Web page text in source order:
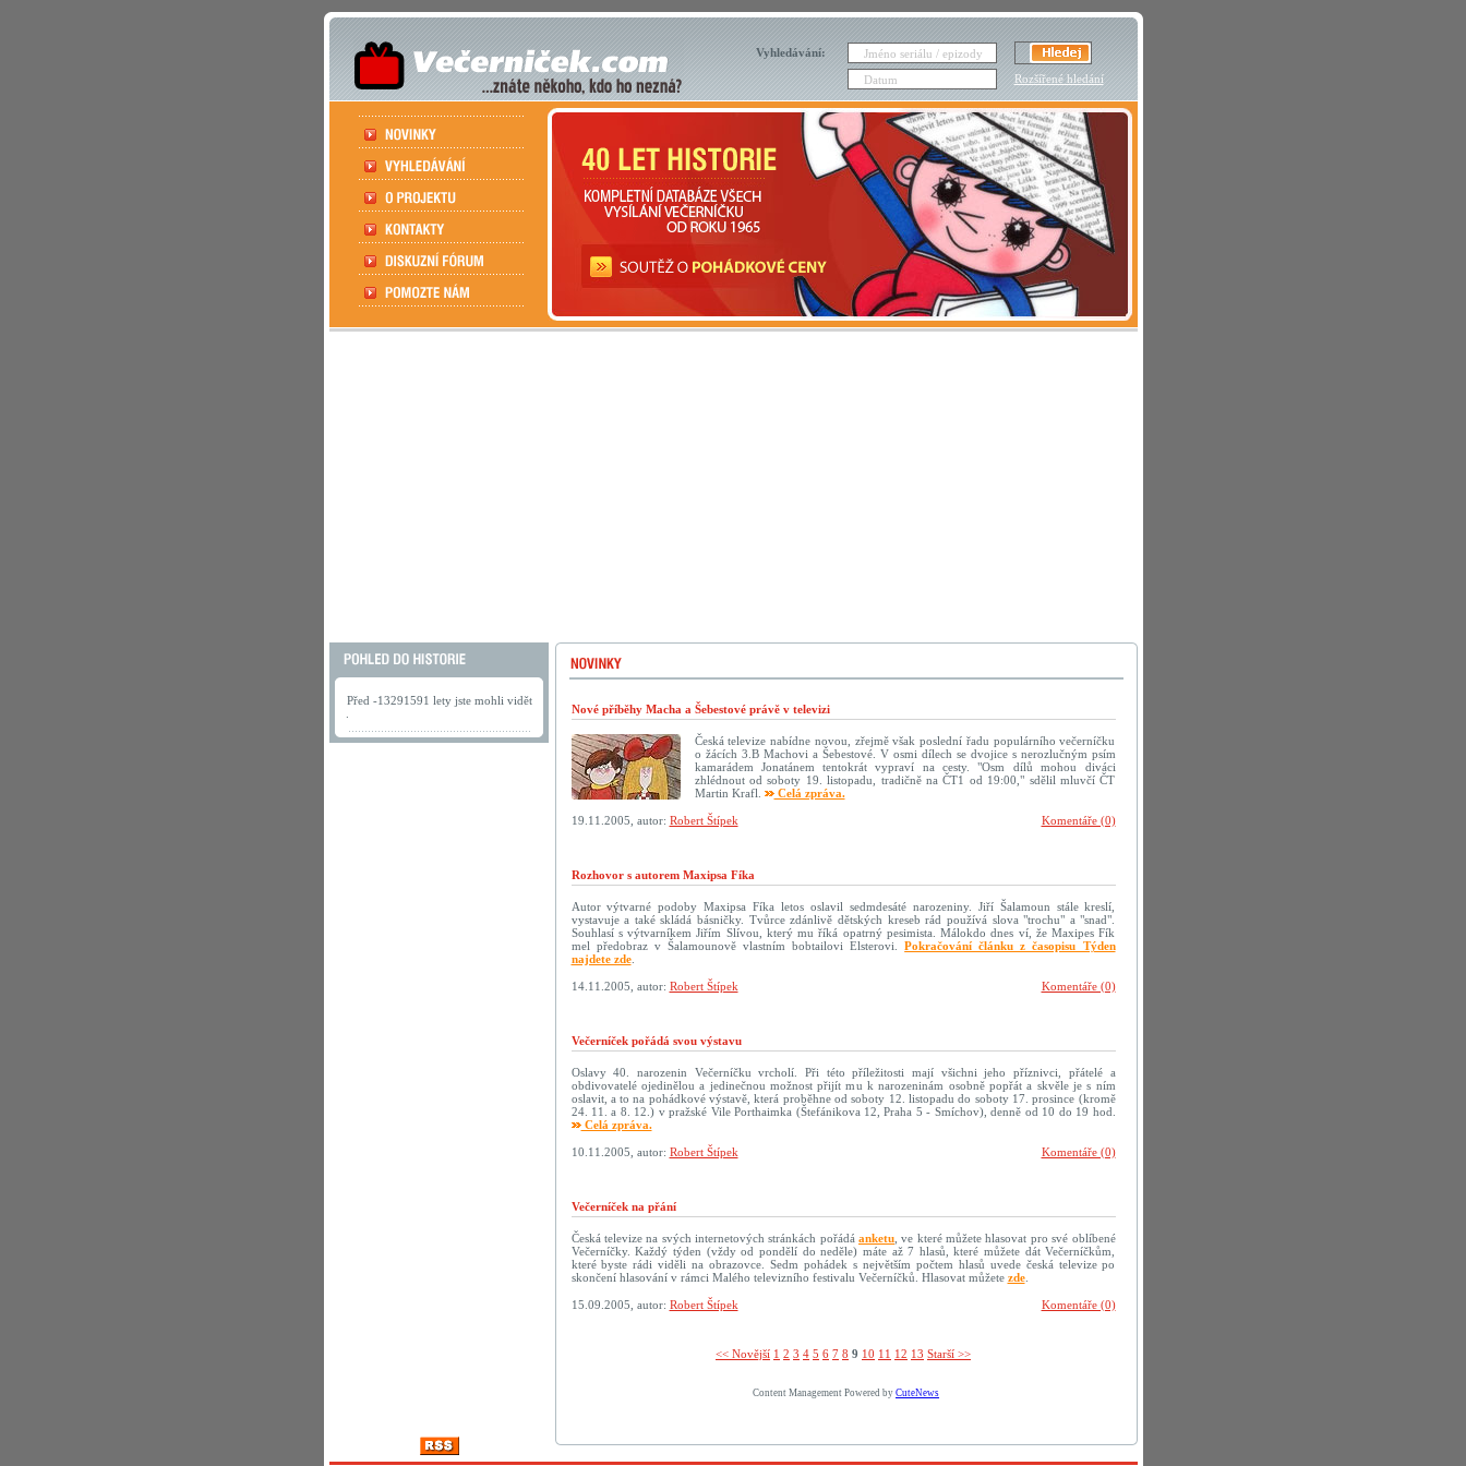
Vyhledávání:
Rozšířené hledání
Před -13291591 lety jste mohli vidět
Nové příběhy Macha a Šebestové právě v televizi
Česká televize nabídne novou, zřejmě však poslední řadu populárního večerníčku
o žácích 3.B Machovi a Šebestové. V osmi dílech se dvojice s nerozlučným psím
kamarádem Jonatánem tentokrát vypraví na cesty. "Osm dílů mohou diváci
zhlédnout od soboty 19. listopadu, tradičně na ČT1 od 19:00," sdělil mluvčí ČT
Martin Krafl.
Celá zpráva.
Komentáře (0)
19.11.2005, autor: Robert Štípek
Rozhovor s autorem Maxipsa Fíka
Autor výtvarné podoby Maxipsa Fíka letos oslavil sedmdesáté narozeniny. Jiří Šalamoun stále kreslí,
vystavuje a také skládá básničky. Tvůrce zdánlivě dětských kreseb rád používá slova "trochu" a "snad".
Souhlasí s výtvarníkem Jiřím Slívou, který mu říká opatrný pesimista. Málokdo dnes ví, že Maxipes Fík
mel předobraz v Šalamounově vlastním bobtailovi Elsterovi.Pokračování článku z časopisu Týden
najdete zde.
Komentáře (0)
14.11.2005, autor: Robert Štípek
Večerníček pořádá svou výstavu
Oslavy 40. narozenin Večerníčku vrcholí. Při této příležitosti mají všichni jeho příznivci, přátelé a
obdivovatelé ojedinělou a jedinečnou možnost přijít mu k narozeninám osobně popřát a skvěle je s ním
oslavit, a to na pohádkové výstavě, která proběhne od soboty 12. listopadu do soboty 17. prosince (kromě
24. 11. a 8. 12.) v pražské Vile Porthaimka (Štefánikova 12, Praha 5 - Smíchov), denně od 10 do 19 hod.
Celá zpráva.
Komentáře (0)
10.11.2005, autor: Robert Štípek
Večerníček na přání
Česká televize na svých internetových stránkách pořádá anketu , ve které můžete hlasovat pro své oblíbené
Večerníčky. Každý týden (vždy od pondělí do neděle) máte až 7 hlasů, které můžete dát Večerníčkům,
které byste rádi viděli na obrazovce. Sedm pohádek s největším počtem hlasů uvede česká televize po
skončení hlasování v rámci Malého televizního festivalu Večerníčků. Hlasovat můžete zde.
Komentáře (0)
15.09.2005, autor: Robert Štípek
<< Novější­ 1 2 3 4 5 6 7 8 9 10 11 12 13 Starší >>
Content Management Powered by CuteNews